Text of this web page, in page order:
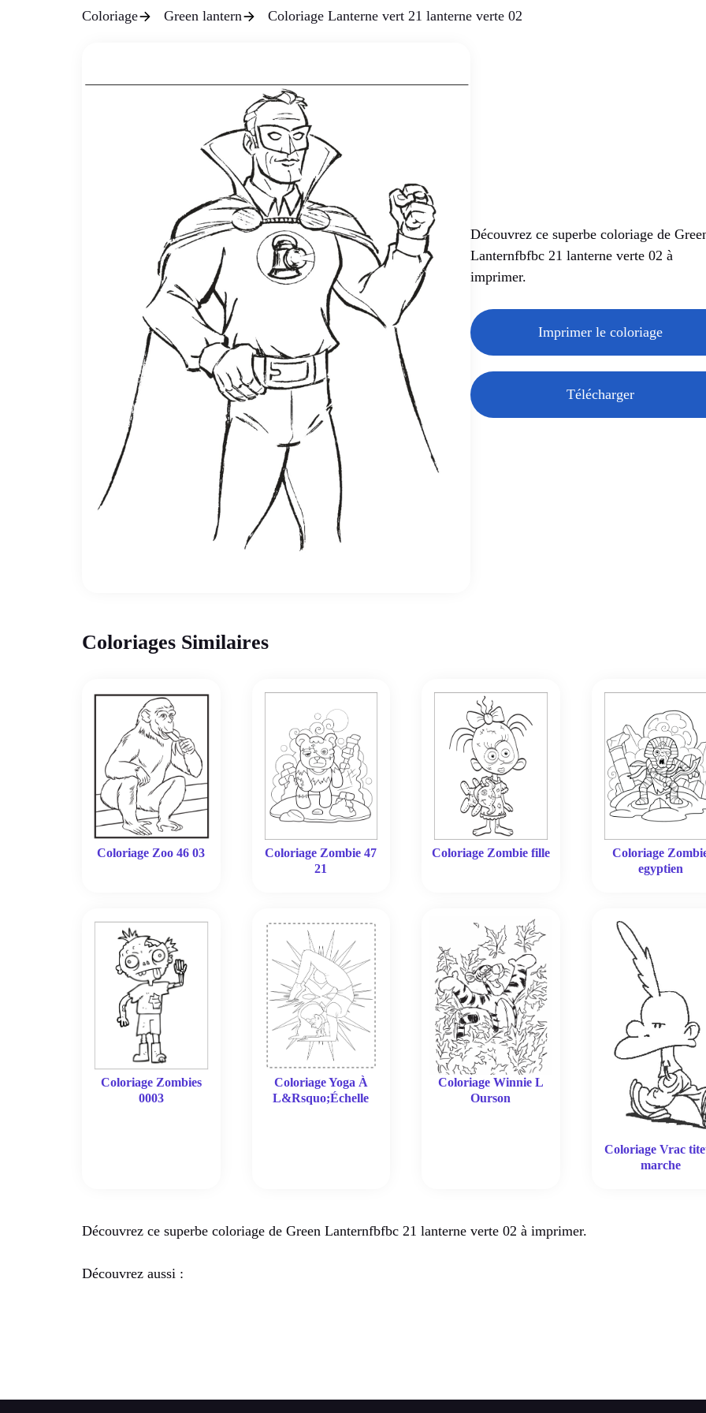
Coloriage Green lantern Coloriage Lanterne vert 21 lanterne verte 02
Découvrez ce superbe coloriage de
Lanternfbfbc 21 lanterne verte 02 à
imprimer.
Imprimer le coloriage
Télécharger
Coloriages Similaires
Coloriage Zoo 46 03
Coloriage Zombie 47
21
Coloriage Zombie fille
Coloriage
egyptien
Coloriage Zombies
0003
Coloriage Yoga À
L&Rsquo;Échelle
Coloriage Winnie L
Ourson
Coloriage Vrac
marche
Découvrez ce superbe coloriage de Green Lanternfbfbc 21 lanterne verte 02 à imprimer.
Découvrez aussi :